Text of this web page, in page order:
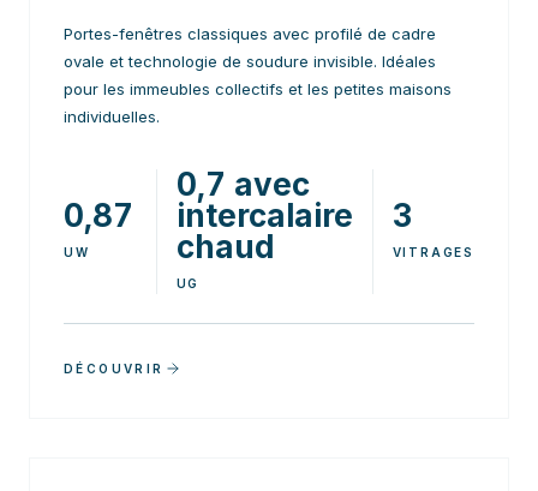
Portes-fenêtres classiques avec profilé de cadre
ovale et technologie de soudure invisible. Idéales
pour les immeubles collectifs et les petites maisons
individuelles.
0,87
UW
0,7 avec
intercalaire
chaud
UG
3
VITRAGES
DÉCOUVRIR